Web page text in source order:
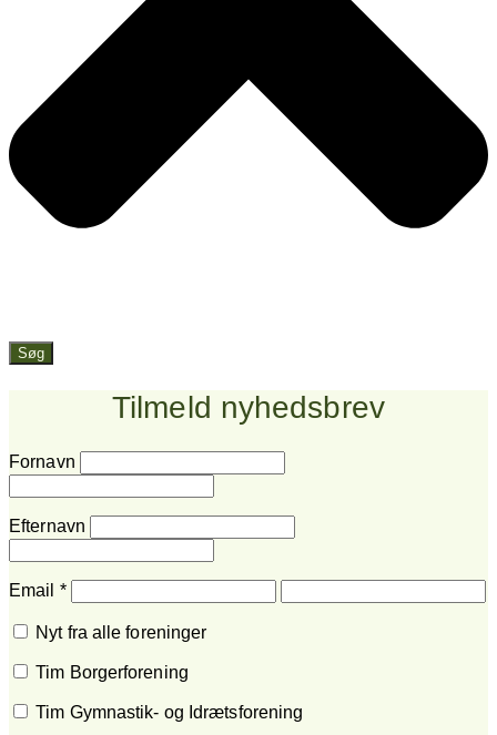
Søg
Tilmeld nyhedsbrev
Fornavn
Efternavn
Email *
Nyt fra alle foreninger
Tim Borgerforening
Tim Gymnastik- og Idrætsforening